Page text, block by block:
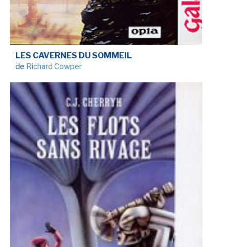
LES CAVERNES DU SOMMEIL
de Richard Cowper